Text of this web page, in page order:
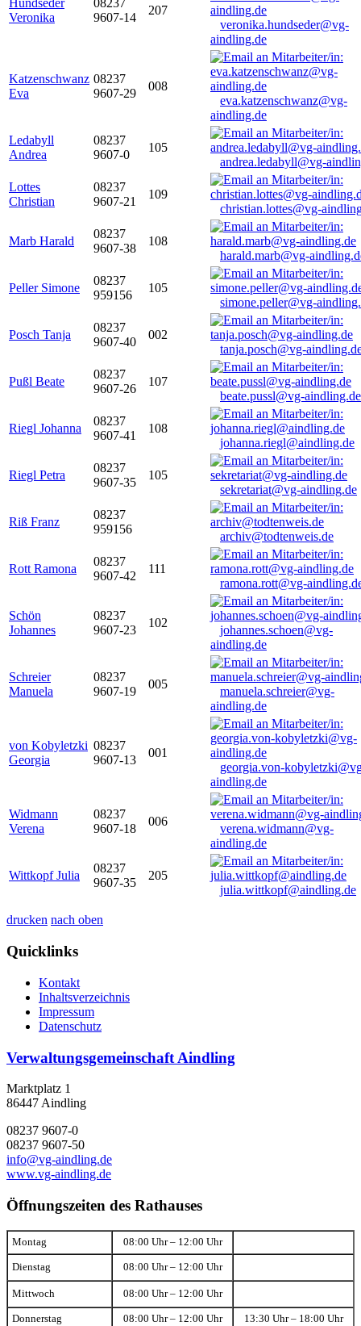
Hundseder
Veronika
08237
9607-14
207
veronika.hundseder@vg-
aindling.de
Katzenschwanz
Eva
08237
9607-29
008
eva.katzenschwanz@vg-
aindling.de
Ledabyll
Andrea
08237
9607-0
105
andrea.ledabyll@vg-
Lottes
Christian
08237
9607-21
109
christian.lottes@vg-
Marb Harald
08237
9607-38
108
harald.marb@vg-
Peller Simone
08237
959156
105
simone.peller@vg-
Posch Tanja
08237
9607-40
002
tanja.posch@vg-
Pußl Beate
08237
9607-26
107
beate.pussl@vg-aindling.de
Riegl Johanna
08237
9607-41
108
johanna.riegl@aindling.de
Riegl Petra
08237
9607-35
105
sekretariat@vg-aindling.de
Riß Franz
08237
959156
archiv@todtenweis.de
Rott Ramona
08237
9607-42
111
ramona.rott@vg-
Schön
Johannes
08237
9607-23
102
johannes.schoen@vg-
aindling.de
Schreier
Manuela
08237
9607-19
005
manuela.schreier@vg-
aindling.de
von Kobyletzki
Georgia
08237
9607-13
001
georgia.von-
aindling.de
Widmann
Verena
08237
9607-18
006
verena.widmann@vg-
aindling.de
Wittkopf Julia
08237
9607-35
205
julia.wittkopf@aindling.de
drucken nach oben
Quicklinks
Kontakt
Inhaltsverzeichnis
Impressum
Datenschutz
Verwaltungsgemeinschaft Aindling
Marktplatz 1
86447 Aindling
08237 9607-0
08237 9607-50
info@vg-aindling.de
www.vg-aindling.de
Öffnungszeiten des Rathauses
Montag 08:00 Uhr – 12:00 Uhr
Dienstag 08:00 Uhr – 12:00 Uhr
Mittwoch 08:00 Uhr – 12:00 Uhr
Donnerstag 08:00 Uhr – 12:00 Uhr 13:30 Uhr – 18:00 Uhr